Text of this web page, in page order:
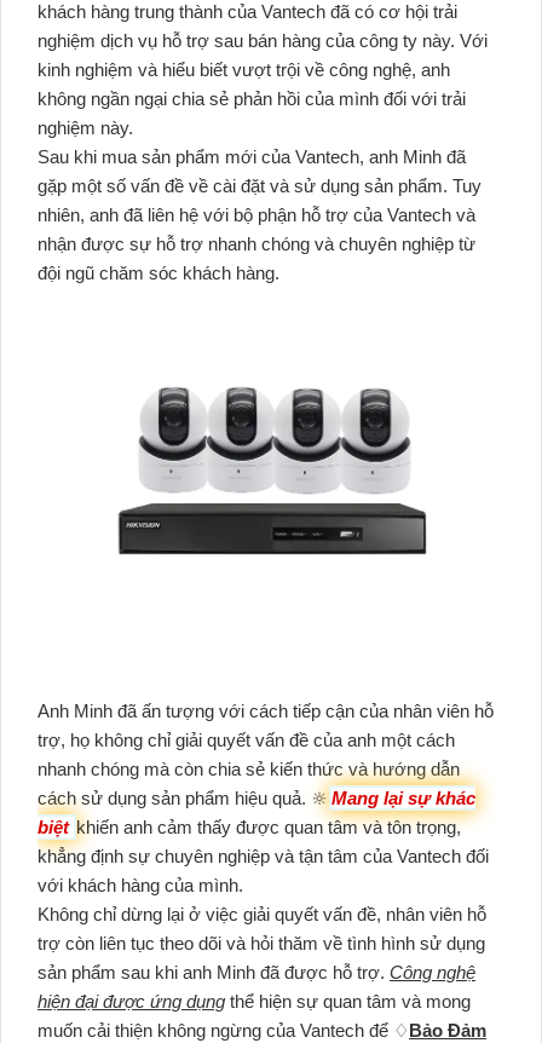
khách hàng trung thành của Vantech đã có cơ hội trải
nghiệm dịch vụ hỗ trợ sau bán hàng của công ty này. Với
kinh nghiệm và hiểu biết vượt trội về công nghệ, anh
không ngần ngại chia sẻ phản hồi của mình đối với trải
nghiệm này.
Sau khi mua sản phẩm mới của Vantech, anh Minh đã
gặp một số vấn đề về cài đặt và sử dụng sản phẩm. Tuy
nhiên, anh đã liên hệ với bộ phận hỗ trợ của Vantech và
nhận được sự hỗ trợ nhanh chóng và chuyên nghiệp từ
đội ngũ chăm sóc khách hàng.
Anh Minh đã ấn tượng với cách tiếp cận của nhân viên hỗ
trợ, họ không chỉ giải quyết vấn đề của anh một cách
nhanh chóng mà còn chia sẻ kiến thức và hướng dẫn
cách sử dụng sản phẩm hiệu quả. 🔆 Mang lại sự khác
biệt khiến anh cảm thấy được quan tâm và tôn trọng,
khẳng định sự chuyên nghiệp và tận tâm của Vantech đối
với khách hàng của mình.
Không chỉ dừng lại ở việc giải quyết vấn đề, nhân viên hỗ
trợ còn liên tục theo dõi và hỏi thăm về tình hình sử dụng
sản phẩm sau khi anh Minh đã được hỗ trợ. Công nghệ
hiện đại được ứng dụng thể hiện sự quan tâm và mong
muốn cải thiện không ngừng của Vantech để ♢Bảo Đảm